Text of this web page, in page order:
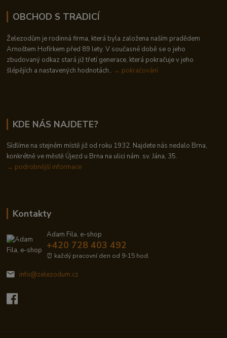
OBCHOD S TRADICÍ
Železodům je rodinná firma, která byla založena naším pradědem
Arnoštem Hofírkem před 89 lety. V současné době se o jeho
zbudovaný odkaz stará již třetí generace, která pokračuje v jeho
šlépějích a nastavených hodnotách.. → pokračování
KDE NÁS NAJDETE?
Sídlíme na stejném místě již od roku 1932. Najdete nás nedalo Brna,
konkrétně ve městě Újezd u Brna na ulici nám. sv. Jána, 35.
→ podrobnější informace
Kontakty
Adam Fila, e-shop
+420 728 403 492
⏰ každý pracovní den od 9-15 hod.
info@zelezodum.cz